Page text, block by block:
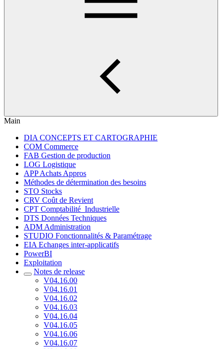
Main
DIA CONCEPTS ET CARTOGRAPHIE
COM Commerce
FAB Gestion de production
LOG Logistique
APP Achats Appros
Méthodes de détermination des besoins
STO Stocks
CRV Coût de Revient
CPT Comptabilité_Industrielle
DTS Données Techniques
ADM Administration
STUDIO Fonctionnalités & Paramétrage
EIA Echanges inter-applicatifs
PowerBI
Exploitation
Notes de release
V04.16.00
V04.16.01
V04.16.02
V04.16.03
V04.16.04
V04.16.05
V04.16.06
V04.16.07